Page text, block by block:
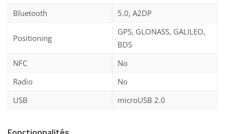
Bluetooth
5.0, A2DP
Positioning
GPS, GLONASS, GALILEO,
BDS
NFC
No
Radio
No
USB
microUSB 2.0